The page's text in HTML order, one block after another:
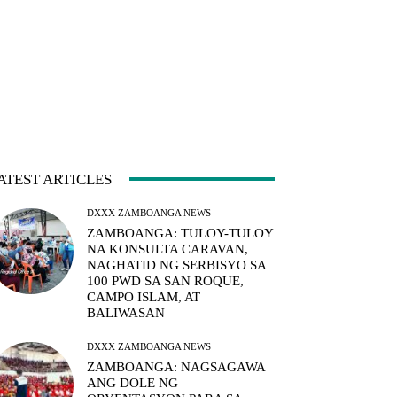
ARTICLES
DXXX ZAMBOANGA NEWS
ZAMBOANGA: TULOY-TULOY
NA KONSULTA CARAVAN,
NAGHATID NG SERBISYO SA
100 PWD SA SAN ROQUE,
CAMPO ISLAM, AT
BALIWASAN
DXXX ZAMBOANGA NEWS
ZAMBOANGA: NAGSAGAWA
ANG DOLE NG